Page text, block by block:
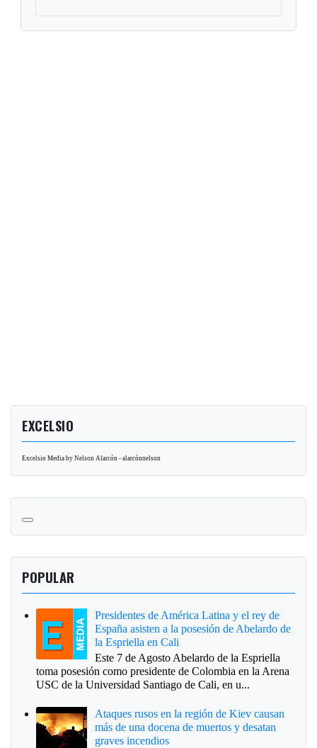
EXCELSIO
Excelsio Media by Nelson Alarcón - alarcónnelson
POPULAR
Presidentes de América Latina y el rey de
España asisten a la posesión de Abelardo de
la Espriella en Cali
Este 7 de Agosto Abelardo de la Espriella
toma posesión como presidente de Colombia en la Arena
USC de la Universidad Santiago de Cali, en u...
Ataques rusos en la región de Kiev causan
más de una docena de muertos y desatan
graves incendios